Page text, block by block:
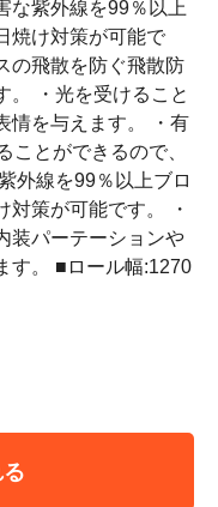
な紫外線を99％以上
焼け対策が可能で
の飛散を防ぐ飛散防
。 ・光を受けること
情を与えます。 ・有
ことができるので、
外線を99％以上ブロ
対策が可能です。 ・
装パーテーションや
す。 ■ロール幅:1270